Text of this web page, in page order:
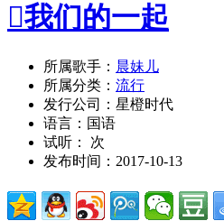
我们的一起
所属歌手： 晨妹儿
所属分类： 流行
发行公司： 星橙时代
语言： 国语
试听：
次
发布时间： 2017-10-13